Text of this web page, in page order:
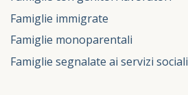
Famiglie immigrate
Famiglie monoparentali
Famiglie segnalate ai servizi sociali